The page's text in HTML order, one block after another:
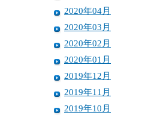
2020年04月
2020年03月
2020年02月
2020年01月
2019年12月
2019年11月
2019年10月